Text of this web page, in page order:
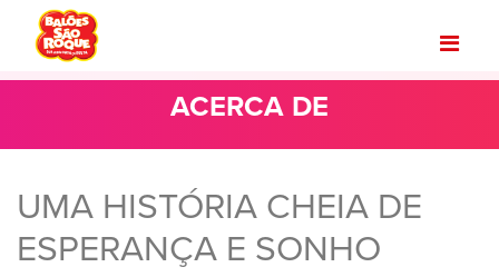
ACERCA DE
UMA HISTÓRIA CHEIA DE
ESPERANÇA E SONHO